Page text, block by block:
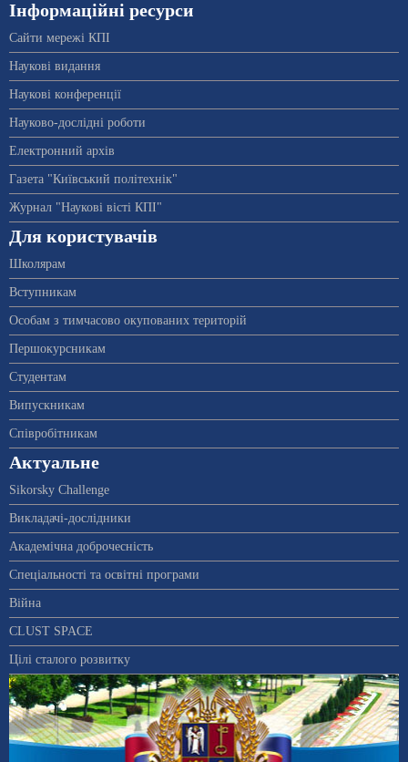
Інформаційні ресурси
Сайти мережі КПІ
Наукові видання
Наукові конференції
Науково-дослідні роботи
Електронний архів
Газета "Київський політехнік"
Журнал "Наукові вісті КПІ"
Для користувачів
Школярам
Вступникам
Особам з тимчасово окупованих територій
Першокурсникам
Студентам
Випускникам
Співробітникам
Актуальне
Sikorsky Challenge
Викладачі-дослідники
Академічна доброчесність
Спеціальності та освітні програми
Війна
CLUST SPACE
Цілі сталого розвитку